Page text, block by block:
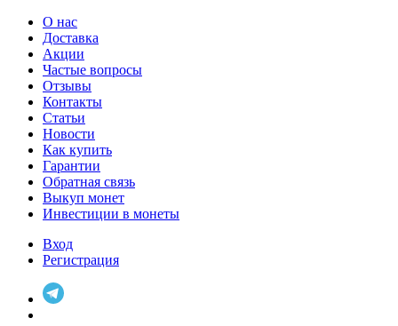
О нас
Доставка
Акции
Частые вопросы
Отзывы
Контакты
Статьи
Новости
Как купить
Гарантии
Обратная связь
Выкуп монет
Инвестиции в монеты
Вход
Регистрация